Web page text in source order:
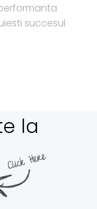
succesul
la